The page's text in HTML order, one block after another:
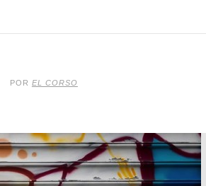
POR EL CORSO